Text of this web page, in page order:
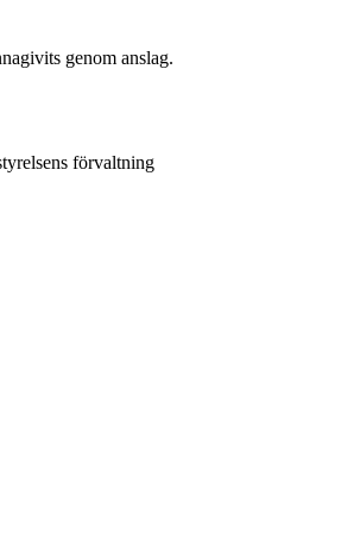
genom anslag.
förvaltning